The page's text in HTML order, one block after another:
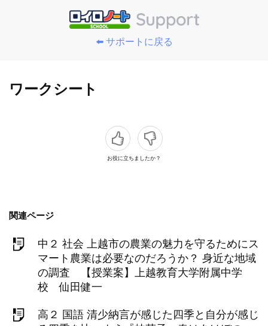
⬅️ サポートに戻る
ワークシート
お役に立ちましたか？
関連ページ
中２ 社会 上越市の農業の魅力を守るためにス
マート農業は必要なのだろうか？ 身近な地域
の調査 【授業案】上越教育大学附属中学
校 仙田健一
高２ 国語 清少納言が感じた四季と自分が感じ